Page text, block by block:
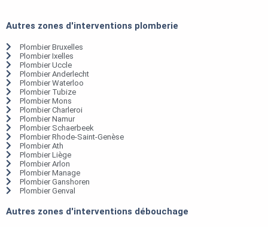
Autres zones d'interventions plomberie
Plombier Bruxelles
Plombier Ixelles
Plombier Uccle
Plombier Anderlecht
Plombier Waterloo
Plombier Tubize
Plombier Mons
Plombier Charleroi
Plombier Namur
Plombier Schaerbeek
Plombier Rhode-Saint-Genèse
Plombier Ath
Plombier Liège
Plombier Arlon
Plombier Manage
Plombier Ganshoren
Plombier Genval
Autres zones d'interventions débouchage